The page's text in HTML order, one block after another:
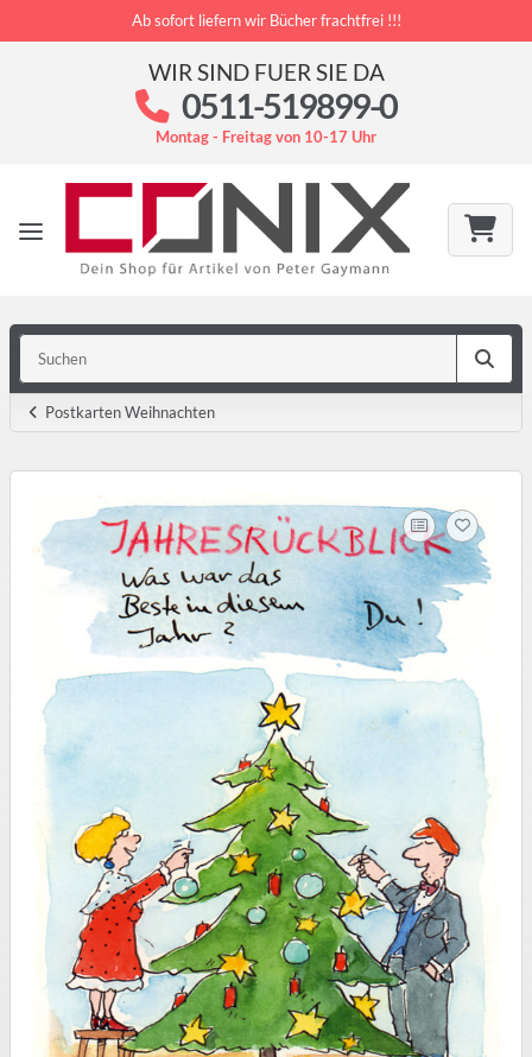
Ab sofort liefern wir Bücher frachtfrei !!!
WIR SIND FUER SIE DA
0511-519899-0
Montag - Freitag von 10-17 Uhr
Postkarten Weihnachten